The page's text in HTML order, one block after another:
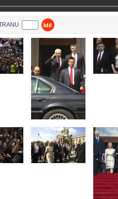
BEOGRAD
31. May 2012.